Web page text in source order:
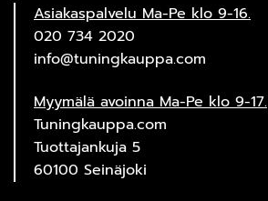
Asiakaspalvelu Ma-Pe klo 9-16.
020 734 2020
info@tuningkauppa.com
Myymälä avoinna Ma-Pe klo 9-17.
Tuningkauppa.com
Tuottajankuja 5
60100 Seinäjoki